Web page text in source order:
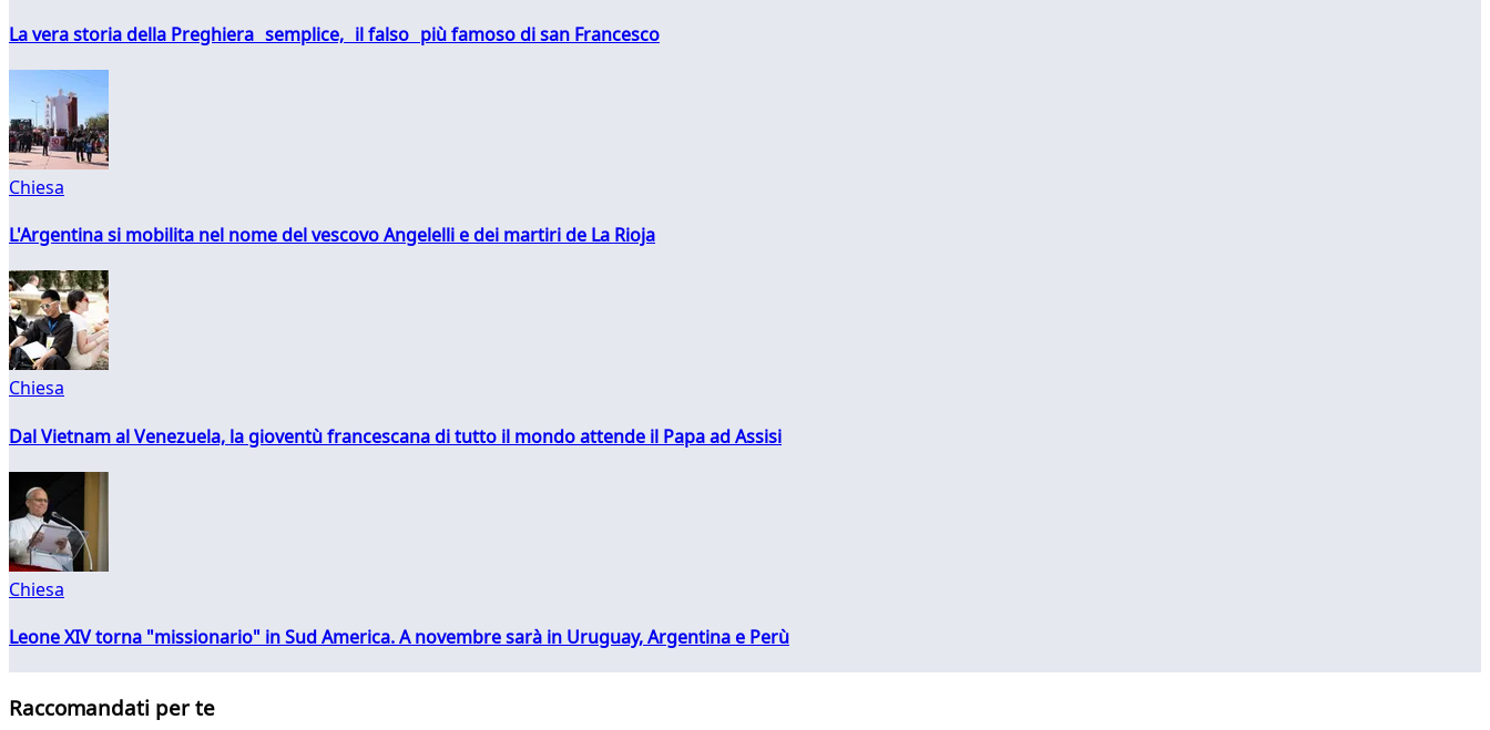
La vera storia della Preghiera semplice, il falso più famoso di san Francesco
Chiesa
L'Argentina si mobilita nel nome del vescovo Angelelli e dei martiri de La Rioja
Chiesa
Dal Vietnam al Venezuela, la gioventù francescana di tutto il mondo attende il Papa ad Assisi
Chiesa
Leone XIV torna "missionario" in Sud America. A novembre sarà in Uruguay, Argentina e Perù
Raccomandati per te